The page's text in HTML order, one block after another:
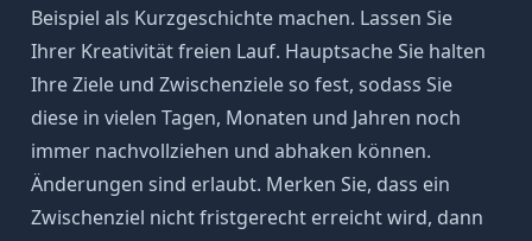
Beispiel als Kurzgeschichte machen. Lassen Sie
Ihrer Kreativität freien Lauf. Hauptsache Sie halten
Ihre Ziele und Zwischenzieleso fest, sodass Sie
diese in vielen Tagen, Monaten und Jahren noch
immer nachvollziehen und abhaken können.
Änderungen sind erlaubt. Merken Sie, dass ein
Zwischenziel nicht fristgerecht erreicht wird, dann